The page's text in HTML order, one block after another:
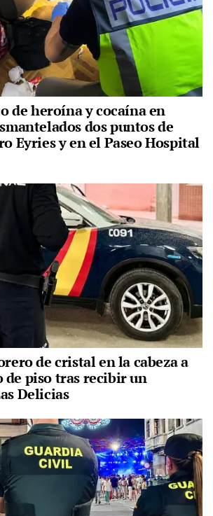
de heroína y cocaína en
dos puntos de
Eyries y en el Paseo Hospital
de cristal en la cabeza a
de piso tras recibir un
Delicias